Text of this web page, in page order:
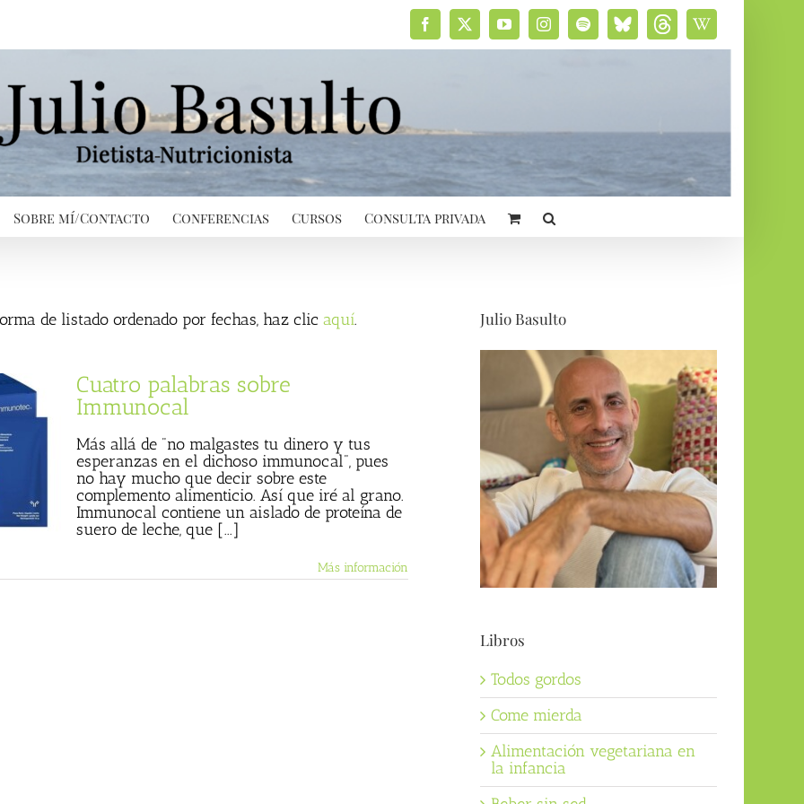
Facebook
X YouTubeInstagramSpotifyBluesky
social
ThreadsWikipedia
Sobre mí/Contacto Conferencias Cursos Consulta privada
de listado ordenado por fechas, haz clic aquí.
Cuatro palabras sobre
Immunocal
Más allá de "no malgastes tu dinero y tus
esperanzas en el dichoso immunocal", pues
no hay mucho que decir sobre este
complemento alimenticio. Así que iré al grano.
Immunocal contiene un aislado de proteína de
suero de leche, que [...]
Más información
Julio Basulto
Libros
Todos gordos
Come mierda
Alimentación vegetariana en
la infancia